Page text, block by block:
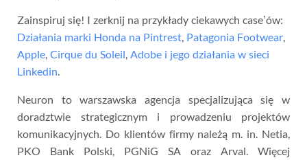
Zainspiruj się! I zerknij na przykłady ciekawych case’ów:
Działania marki Honda na Pintrest Patagonia Footwear
Apple Cirque du Soleil Adobe i jego działania w sieci
Linkedin
Neuron to warszawska agencja specjalizująca się w
doradztwie strategicznym i prowadzeniu projektów
komunikacyjnych. Do klientów firmy należą m. in. Netia,
PKO Bank Polski, PGNiG SA oraz Arval. Więcej